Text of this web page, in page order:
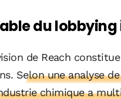
du
de Reach
Selon une analyse
chimique a